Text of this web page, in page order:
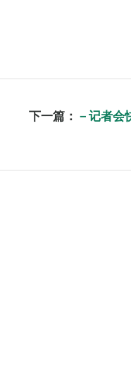
下一篇： －记者会